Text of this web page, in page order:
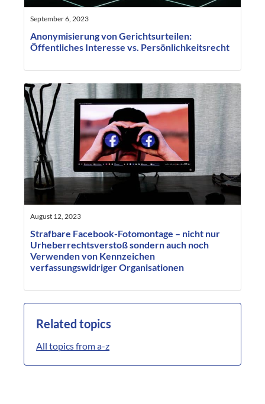
September 6, 2023
Anonymisierung von Gerichtsurteilen:
Öffentliches Interesse vs. Persönlichkeitsrecht
August 12, 2023
Strafbare Facebook-Fotomontage – nicht nur
Urheberrechtsverstoß sondern auch noch
Verwenden von Kennzeichen
verfassungswidriger Organisationen
Related topics
All topics from a-z